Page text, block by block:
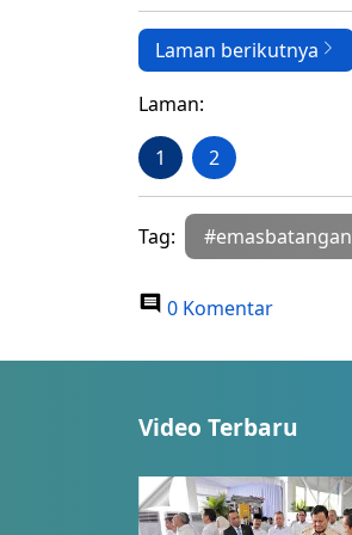
Laman berikutnya
Laman:
1 2
Tag: #emasbatangan
0 Komentar
Video Terbaru